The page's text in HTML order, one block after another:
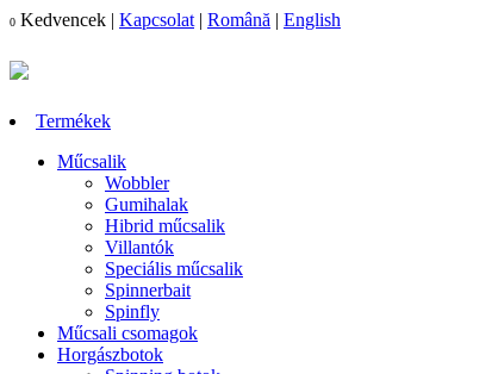
0 Kedvencek | Kapcsolat | Română | English
Termékek
Műcsalik
Wobbler
Gumihalak
Hibrid műcsalik
Villantók
Speciális műcsalik
Spinnerbait
Spinfly
Műcsali csomagok
Horgászbotok